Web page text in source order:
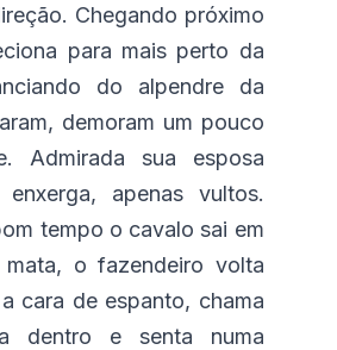
Chegando próximo
para mais perto da
do alpendre da
demoram um pouco
Admirada sua esposa
apenas vultos.
tempo o cavalo sai em
mata, o fazendeiro volta
cara de espanto, chama
dentro e senta numa